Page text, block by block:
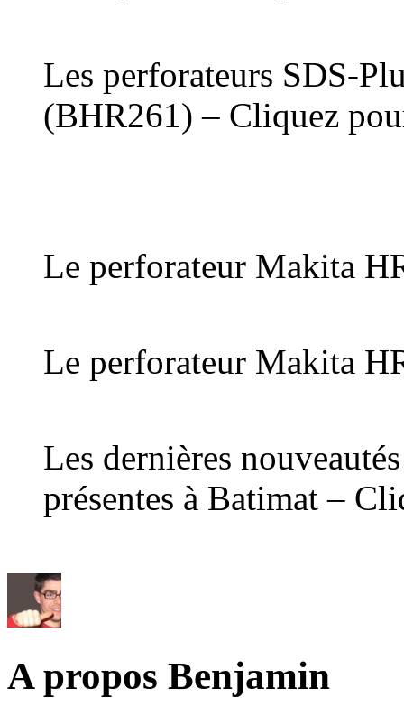
Les perforateurs SDS-
(BHR261) – Cliquez
Le perforateur Makita
Le perforateur Makita
Les dernières
présentes à Batimat –
A propos Benjamin